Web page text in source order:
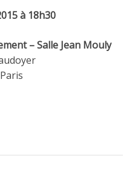
à 18h30
– Salle Jean Mouly